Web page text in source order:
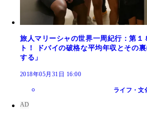
旅人マリーシャの世界一周紀行：第１
ト！ ドバイの破格な平均年収とその
する」
2018年05月31日 16:00
ライフ・文